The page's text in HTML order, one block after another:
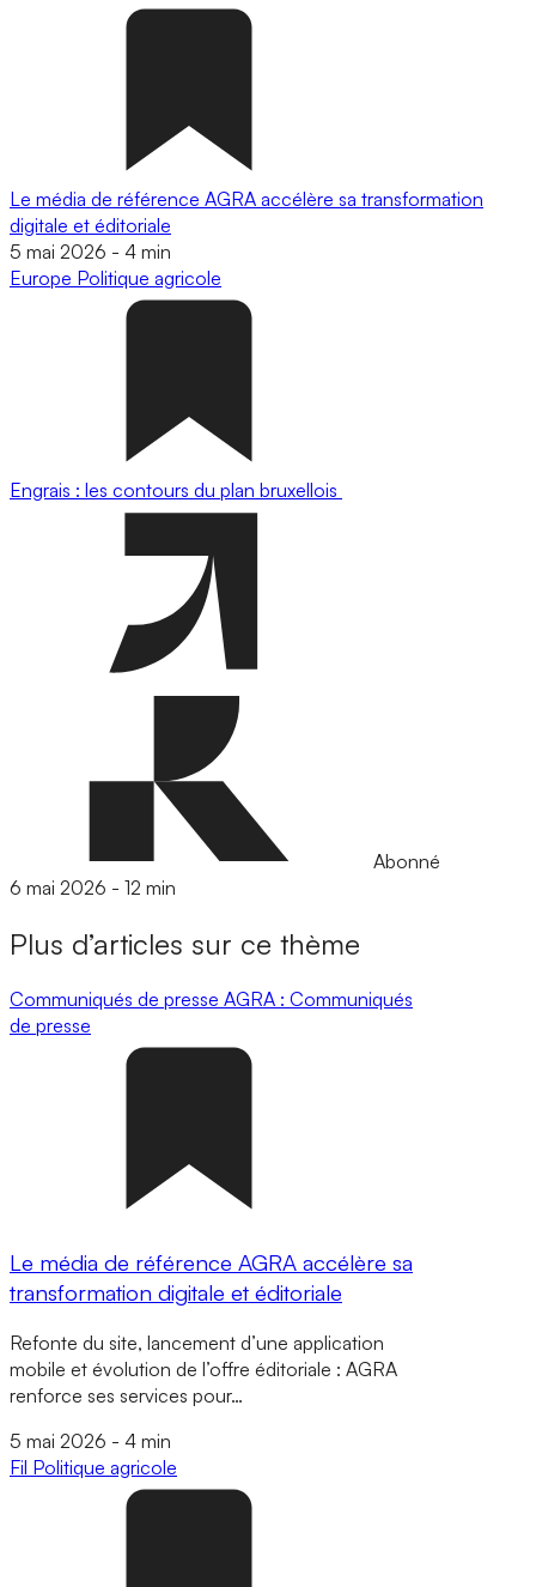
Le média de référence AGRA accélère sa transformation
digitale et éditoriale
5 mai 2026 - 4 min
Europe Politique agricole
Engrais : les contours du plan bruxellois
Abonné
6 mai 2026 - 12 min
Plus d’articles sur ce thème
Communiqués de presse AGRA : Communiqués
de presse
Le média de référence AGRA accélère sa
transformation digitale et éditoriale
Refonte du site, lancement d’une application
mobile et évolution de l’offre éditoriale : AGRA
renforce ses services pour…
5 mai 2026 - 4 min
Fil Politique agricole